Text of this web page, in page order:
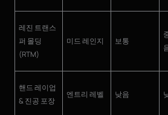
레진 트랜스
퍼 몰딩
(RTM)
미드 레인지 보통
핸드 레이업
& 진공 포장
엔트리 레벨 낮음